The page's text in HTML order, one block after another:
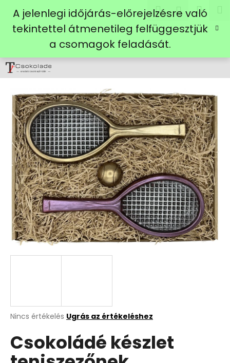
tartalomhoz
A jelenlegi időjárás-előrejelzésre való
tekintettel átmenetileg felfüggesztjük
a csomagok feladását.
Keresés
A
átlagos
értékelése
5-
Nincs értékelés Ugrás az értékeléshez
Csokoládé készlet
r
Vissza
Vissza
M
i
t
k
e
r
e
s
?
KERESÉS
A
l
j
k